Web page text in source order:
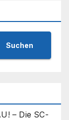
Suchen
– Die SC-